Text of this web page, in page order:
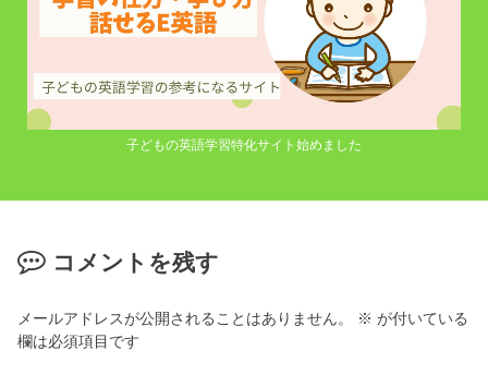
子どもの英語学習特化サイト始めました
コメントを残す
メールアドレスが公開されることはありません。 ※ が付いている
欄は必須項目です